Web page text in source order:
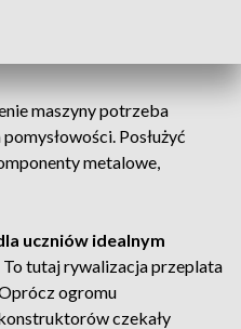
maszyny potrzeba
Posłużyć
metalowe,
uczniów idealnym
To tutaj rywalizacja przeplata
ogromu
czekały